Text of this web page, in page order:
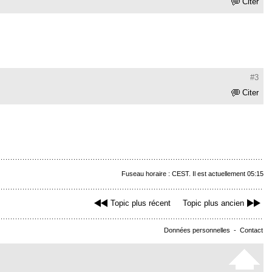
#3
Citer
Fuseau horaire : CEST. Il est actuellement 05:15
Topic plus récent Topic plus ancien
Données personnelles - Contact